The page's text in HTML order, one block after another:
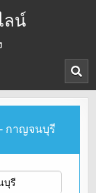
ลน์
กาญจนบุรี